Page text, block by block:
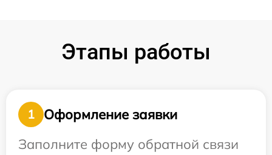
Этапы работы
1
Оформление заявки
Заполните форму обратной связи